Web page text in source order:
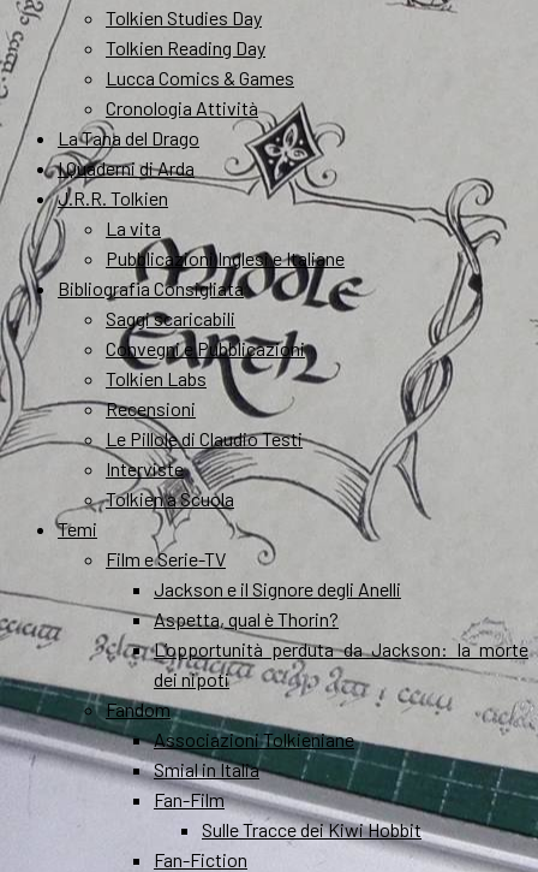
Tolkien Studies Day
Tolkien Reading Day
Lucca Comics & Games
Cronologia Attività
La Tana del Drago
I Quaderni di Arda
J.R.R. Tolkien
La vita
Pubblicazioni Inglesi e Italiane
Bibliografia Consigliata
Saggi scaricabili
Convegni e Pubblicazioni
Tolkien Labs
Recensioni
Le Pillole di Claudio Testi
Interviste
Tolkien a Scuola
Temi
Film e Serie-TV
Jackson e il Signore degli Anelli
Aspetta, qual è Thorin?
L’opportunità perduta da Jackson: la morte
dei nipoti
Fandom
Associazioni Tolkieniane
Smial in Italia
Fan-Film
Sulle Tracce dei Kiwi Hobbit
Fan-Fiction